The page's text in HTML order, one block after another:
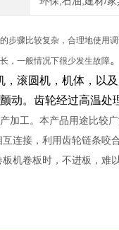
步骤比较复杂，合理地使用
，一般情况下很少发生故障。
，滚圆机，机体，以
动。齿轮经过高温处
加工。本产品用途比较
连接，利用齿轮链条咬
机卷板时，不进板，难